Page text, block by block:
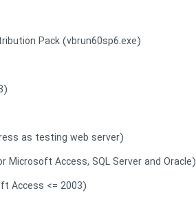
Pack (vbrun60sp6.exe)
as testing web server)
Access, SQL Server and Oracle)
Access <= 2003)
✓ دانلود
حداکثر
ثبات دانلود (Resume):